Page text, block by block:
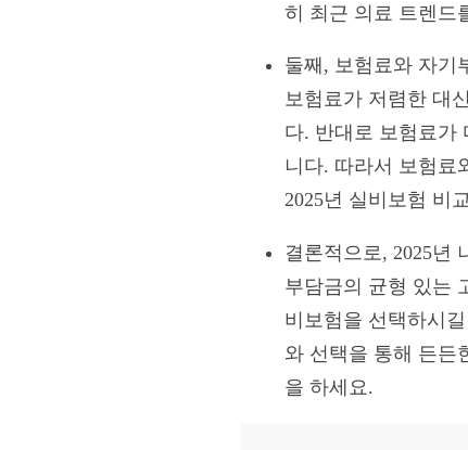
히 최근 의료 트렌드
둘째, 보험료와 자기
보험료가 저렴한 대
다. 반대로 보험료가
니다. 따라서 보험료
2025년 실비보험 비
결론적으로, 2025년
부담금의 균형 있는
비보험을 선택하시
와 선택을 통해 든든
을 하세요.